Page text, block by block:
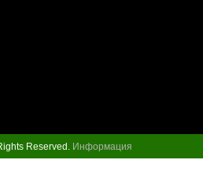
Reserved. Информация